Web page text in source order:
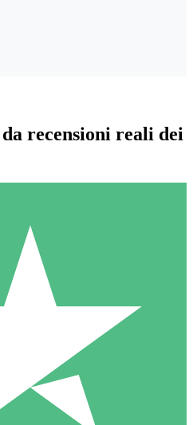
Individuali
di download. Nessun impegno
Download
10
recensioni reali dei